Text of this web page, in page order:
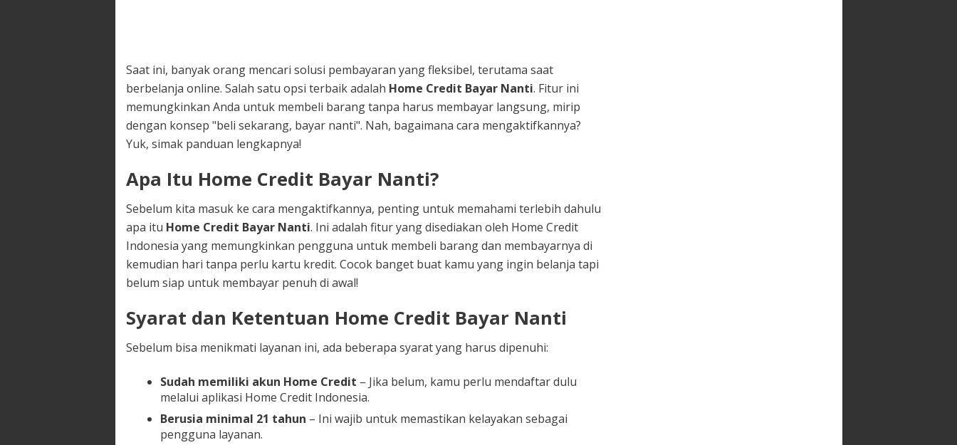
Saat ini, banyak orang mencari solusi pembayaran yang fleksibel, terutama saat
berbelanja online. Salah satu opsi terbaik adalah Home Credit Bayar Nanti. Fitur ini
memungkinkan Anda untuk membeli barang tanpa harus membayar langsung, mirip
dengan konsep "beli sekarang, bayar nanti". Nah, bagaimana cara mengaktifkannya?
Yuk, simak panduan lengkapnya!
Apa Itu Home Credit Bayar Nanti?
Sebelum kita masuk ke cara mengaktifkannya, penting untuk memahami terlebih dahulu
apa itu Home Credit Bayar Nanti. Ini adalah fitur yang disediakan oleh Home Credit
Indonesia yang memungkinkan pengguna untuk membeli barang dan membayarnya di
kemudian hari tanpa perlu kartu kredit. Cocok banget buat kamu yang ingin belanja tapi
belum siap untuk membayar penuh di awal!
Syarat dan Ketentuan Home Credit Bayar Nanti
Sebelum bisa menikmati layanan ini, ada beberapa syarat yang harus dipenuhi:
Sudah memiliki akun Home Credit – Jika belum, kamu perlu mendaftar dulu
melalui aplikasi Home Credit Indonesia.
Berusia minimal 21 tahun – Ini wajib untuk memastikan kelayakan sebagai
pengguna layanan.